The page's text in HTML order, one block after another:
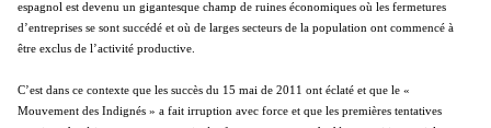
espagnol est devenu un gigantesque champ de ruines économiques où les fermetures
d’entreprises se sont succédé et où de larges secteurs de la population ont commencé à
être exclus de l’activité productive.
C’est dans ce contexte que les succès du 15 mai de 2011 ont éclaté et que le «
Mouvement des Indignés » a fait irruption avec force et que les premières tentatives